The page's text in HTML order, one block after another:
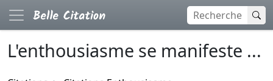
L'enthousiasme se manifeste ...